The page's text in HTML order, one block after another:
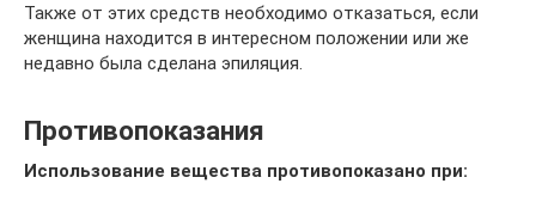
Также от этих средств необходимо отказаться, если
женщина находится в интересном положении или же
недавно была сделана эпиляция.
Противопоказания
Использование вещества противопоказано при: